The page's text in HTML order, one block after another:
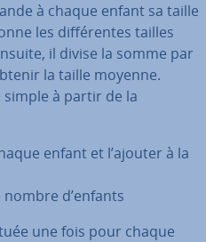
à chaque enfant sa taille
les dif­fé­rentes tailles
il divise la somme par
la taille moyenne.
à partir de la
enfant et l’ajouter à la
d’enfants
une fois pour chaque